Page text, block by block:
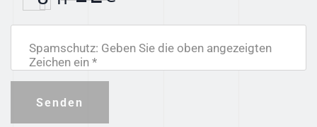
Spamschutz: Geben Sie die oben angezeigten
Zeichen ein *
Senden